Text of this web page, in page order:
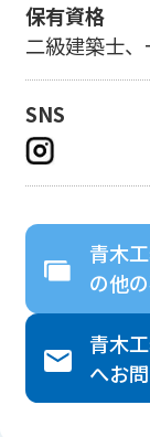
保有資格
二級建築士、
SNS
青木
の他
青木
へお